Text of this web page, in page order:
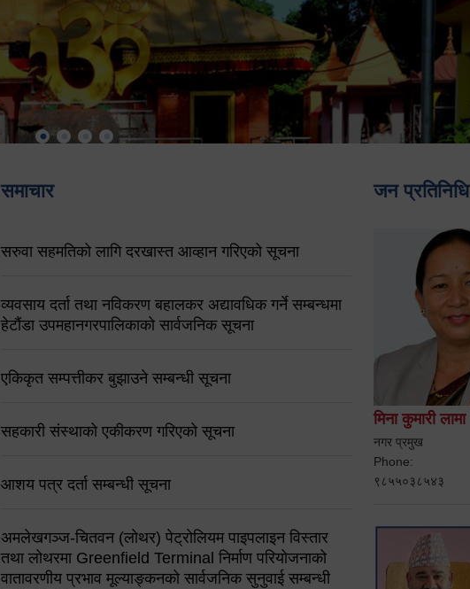
समाचार
सरुवा सहमतिको लागि दरखास्त आव्हान गरिएको सूचना
व्यवसाय दर्ता तथा नविकरण बहालकर अद्यावधिक गर्ने सम्बन्धमा
हेटौंडा उपमहानगरपालिकाको सार्वजनिक सूचना
एकिकृत सम्पत्तीकर बुझाउने सम्बन्धी सूचना
सहकारी संस्थाको एकीकरण गरिएको सूचना
आशय पत्र दर्ता सम्बन्धी सूचना
अमलेखगञ्ज-चितवन (लोथर) पेट्रोलियम पाइपलाइन विस्तार
तथा लोथरमा Greenfield Terminal निर्माण परियोजनाको
वातावरणीय प्रभाव मूल्याङ्कनको सार्वजनिक सुनुवाई सम्बन्धी
जन प्रतिनिधि
मिना कुमारी लामा
नगर प्रमुख
Phone:
९८५५०३८५४३